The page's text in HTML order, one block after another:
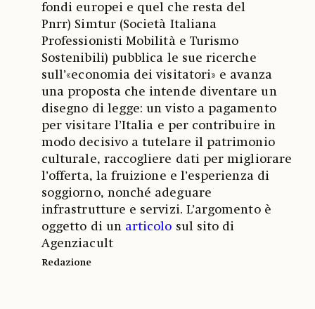
fondi europei e quel che resta del
Pnrr) Simtur (Società Italiana
Professionisti Mobilità e Turismo
Sostenibili) pubblica le sue ricerche
sull’«economia dei visitatori» e avanza
una proposta che intende diventare un
disegno di legge: un visto a pagamento
per visitare l’Italia e per contribuire in
modo decisivo a tutelare il patrimonio
culturale, raccogliere dati per migliorare
l’offerta, la fruizione e l’esperienza di
soggiorno, nonché adeguare
infrastrutture e servizi. L’argomento è
oggetto di un articolo sul sito di
Agenziacult
Redazione